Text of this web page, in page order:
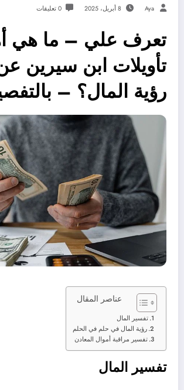
Aya 8 أبريل، 2025 0 تعليقات
تعرف علي – ما هي
تأويلات ابن سيرين
رؤية المال؟ –
عناصر المقال
تفسير المال
رؤية المال في حلم في الحلم
تفسير مراقبة أموال المعادن
تفسير المال